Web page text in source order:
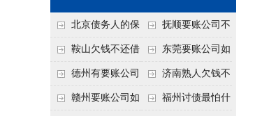
力企业化解应收账款
难题
北京债务人的保
证人能不能找？担保
人的连带责任怎么追
抚顺要账公司不
敢透漏的追回方法是
什么？
鞍山欠钱不还借
口太多？2026年这3
句反问话术，直接把
东莞要账公司如
何有效要账讨债？20
26年合法追债经验总
德州有要账公司
吗？如何合法讨债才
济南熟人欠钱不
还？
赣州要账公司如 福州讨债最怕什